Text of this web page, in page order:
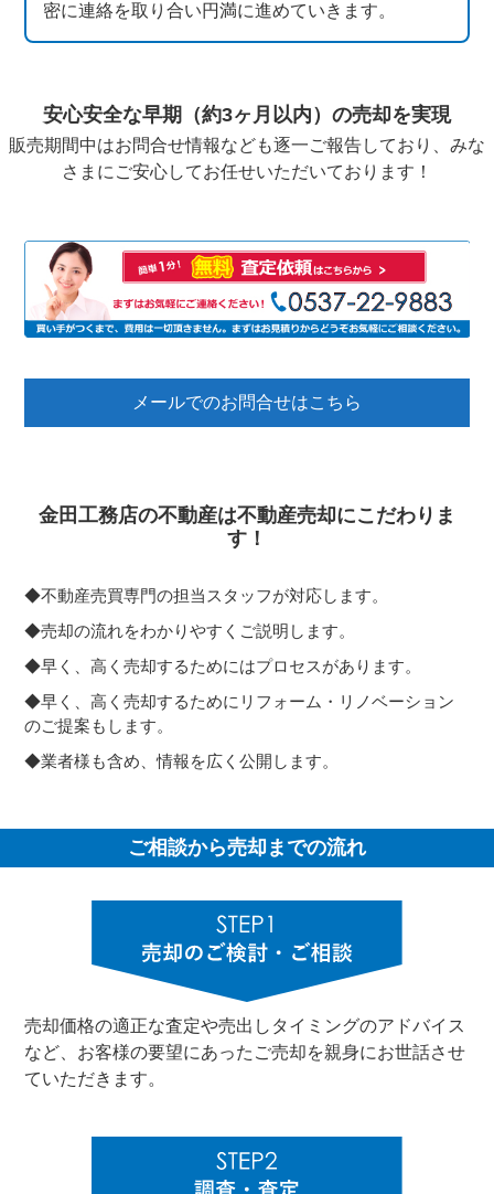
密に連絡を取り合い円満に進めていきます。
安心安全な早期（約3ヶ月以内）の売却を実現
販売期間中はお問合せ情報なども逐一ご報告しており、みな
さまにご安心してお任せいただいております！
メールでのお問合せはこちら
金田工務店の不動産は不動産売却にこだわりま
す！
不動産売買専門の担当スタッフが対応します。
売却の流れをわかりやすくご説明します。
早く、高く売却するためにはプロセスがあります。
早く、高く売却するためにリフォーム・リノベーション
のご提案もします。
業者様も含め、情報を広く公開します。
ご相談から売却までの流れ
売却価格の適正な査定や売出しタイミングのアドバイス
など、お客様の要望にあったご売却を親身にお世話させ
ていただきます。